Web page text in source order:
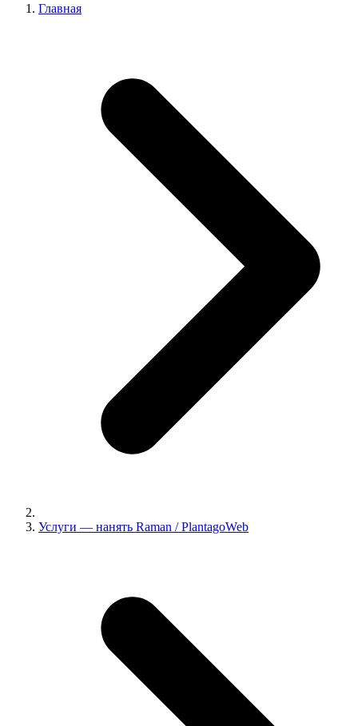
Главная
Услуги — нанять Raman / PlantagoWeb